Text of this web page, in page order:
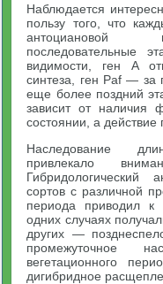
Наблюдается
пользу того, что
антоциановой
последовательные
видимости, ген А
синтеза, ген Paf —
еще более поздний
зависит от наличия
состоянии, а действие
Наследование
привлекало
Гибридологический
сортов с различной
периода приводил к
одних случаях
других —
промежуточное
вегетационного
дигибридное